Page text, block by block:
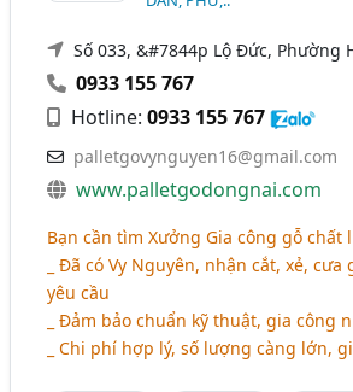
Số 033, &#7844p Lộ Đức, Phường
0933 155 767
Hotline:0933 155 767
palletgovynguyen16@gmail.com
www.palletgodongnai.com
Bạn cần tìm Xưởng Gia công gỗ chất
_ Đã có Vy Nguyên, nhận cắt, xẻ,
yêu cầu
_ Đảm bảo chuẩn kỹ thuật, gia công
_ Chi phí hợp lý, số lượng càng lớn,